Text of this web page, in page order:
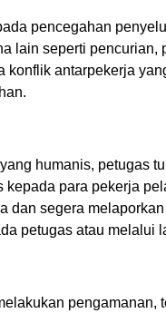
pencegahan
lain seperti pencurian,
konflik antarpekerja
humanis, petugas
kepada para pekerja
dan segera
petugas atau melalui
pengamanan,